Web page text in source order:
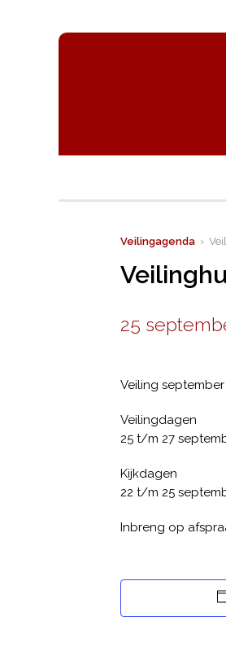
Veilingagenda ›
25
Veiling september
Veilingdagen
25 t/m 27
Kijkdagen
22 t/m 25
Inbreng op